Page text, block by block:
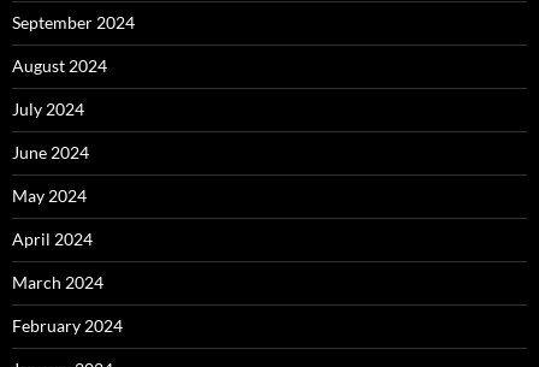
September 2024
August 2024
July 2024
June 2024
May 2024
April 2024
March 2024
February 2024